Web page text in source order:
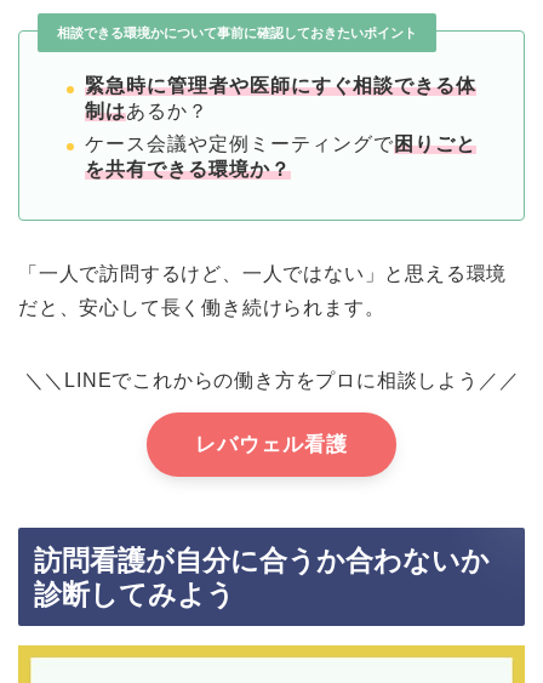
相談できる環境かについて事前に確認しておきたいポイント
緊急時に管理者や医師にすぐ相談できる体
制はあるか？
ケース会議や定例ミーティングで困りごと
を共有できる環境か？
「一人で訪問するけど、一人ではない」と思える環境
だと、安心して長く働き続けられます。
＼＼LINEでこれからの働き方をプロに相談しよう／／
レバウェル看護
訪問看護が自分に合うか合わないか
診断してみよう